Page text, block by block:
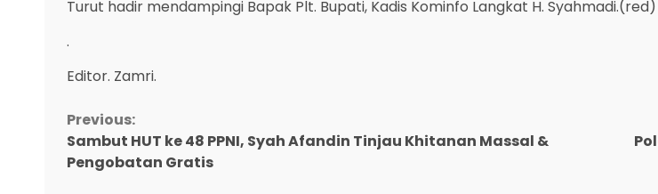
Turut hadir mendampingi Bapak Plt. Bupati, Kadis Kominfo Langkat H. Syahmadi.(red)
.
Editor. Zamri.
Continue
Reading
Previous:
Sambut HUT ke 48 PPNI, Syah Afandin Tinjau Khitanan Massal &
Pengobatan Gratis